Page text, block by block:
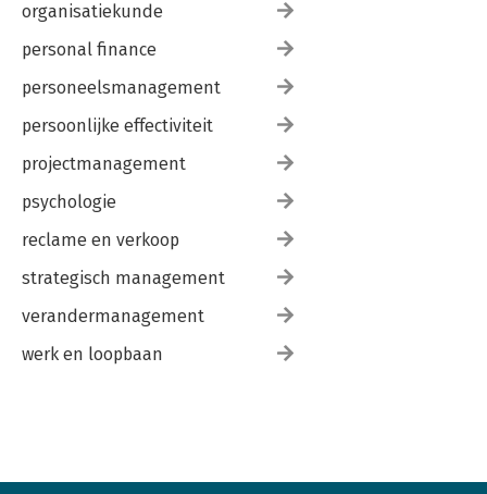
organisatiekunde
personal finance
personeelsmanagement
persoonlijke effectiviteit
projectmanagement
psychologie
reclame en verkoop
strategisch management
verandermanagement
werk en loopbaan